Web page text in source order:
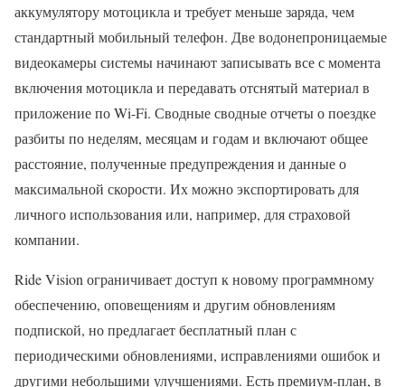
аккумулятору мотоцикла и требует меньше заряда, чем
стандартный мобильный телефон. Две водонепроницаемые
видеокамеры системы начинают записывать все с момента
включения мотоцикла и передавать отснятый материал в
приложение по Wi-Fi. Сводные сводные отчеты о поездке
разбиты по неделям, месяцам и годам и включают общее
расстояние, полученные предупреждения и данные о
максимальной скорости. Их можно экспортировать для
личного использования или, например, для страховой
компании.
Ride Vision ограничивает доступ к новому программному
обеспечению, оповещениям и другим обновлениям
подпиской, но предлагает бесплатный план с
периодическими обновлениями, исправлениями ошибок и
другими небольшими улучшениями. Есть премиум-план, в